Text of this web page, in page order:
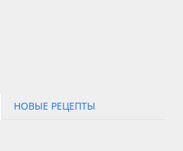
НОВЫЕ РЕЦЕПТЫ